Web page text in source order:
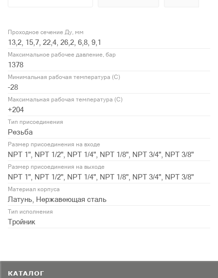
Проходное сечение Ду, мм
13,2, 15,7, 22,4, 26,2, 6,8, 9,1
Максимальное рабочее давление, бар
1378
Минимальная рабочая температура (С)
-28
Максимальная рабочая температура (С)
+204
Тип присоединения
Резьба
Размер присоединения на входе
NPT 1", NPT 1/2", NPT 1/4", NPT 1/8", NPT 3/4", NPT 3/8"
Размер присоединения на выходе
NPT 1", NPT 1/2", NPT 1/4", NPT 1/8", NPT 3/4", NPT 3/8"
Материал корпуса
Латунь, Нержавеющая сталь
Тип исполнения
Тройник
КАТАЛОГ